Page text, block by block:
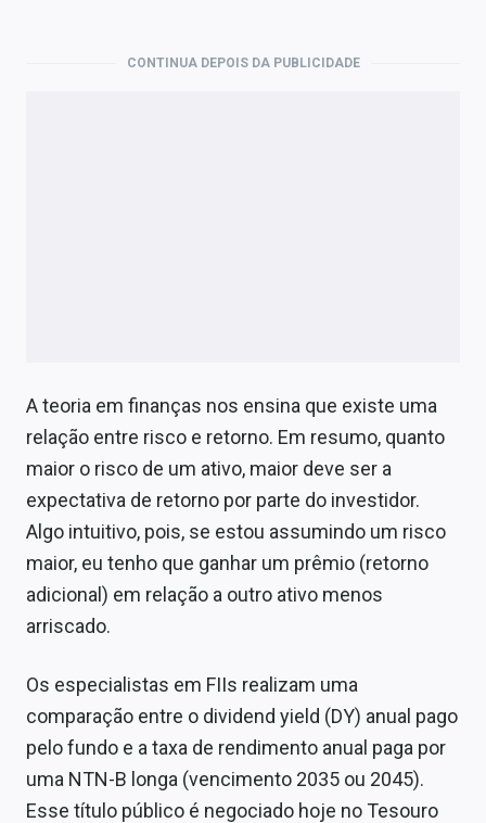
CONTINUA DEPOIS DA PUBLICIDADE
A teoria em finanças nos ensina que existe uma
relação entre risco e retorno. Em resumo, quanto
maior o risco de um ativo, maior deve ser a
expectativa de retorno por parte do investidor.
Algo intuitivo, pois, se estou assumindo um risco
maior, eu tenho que ganhar um prêmio (retorno
adicional) em relação a outro ativo menos
arriscado.
Os especialistas em FIIs realizam uma
comparação entre o dividend yield (DY) anual pago
pelo fundo e a taxa de rendimento anual paga por
uma NTN-B longa (vencimento 2035 ou 2045).
Esse título público é negociado hoje no Tesouro